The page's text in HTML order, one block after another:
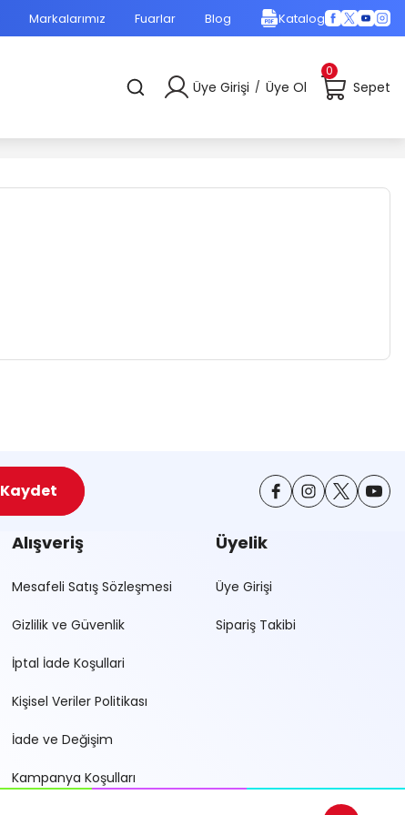
Markalarımız Fuarlar Blog Katalog
Üye Girişi / Üye Ol Sepet
0
Kaydet
Alışveriş
Mesafeli Satış Sözleşmesi
Gizlilik ve Güvenlik
İptal İade Koşullari
Kişisel Veriler Politikası
İade ve Değişim
Kampanya Koşulları
Üyelik
Üye Girişi
Sipariş Takibi